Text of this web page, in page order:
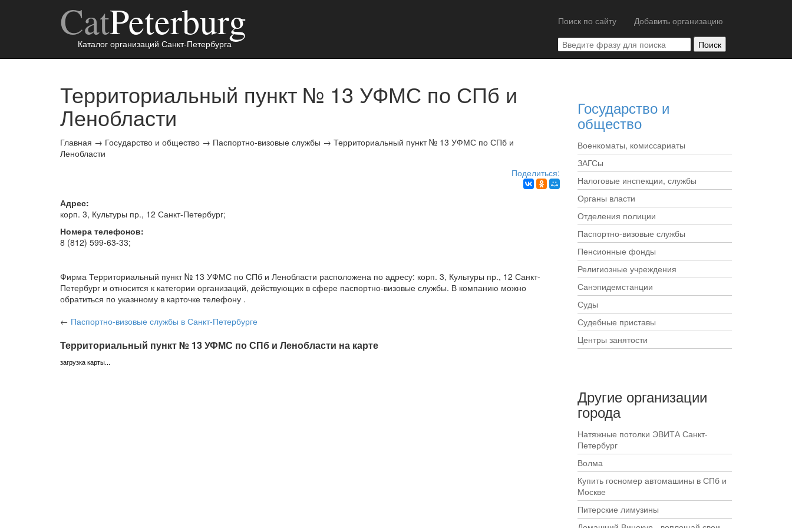
CatPeterburg
Каталог организаций Санкт-Петербурга
Поиск по сайту Добавить организацию
Территориальный пункт № 13 УФМС по СПб и
Ленобласти
Главная → Государство и общество → Паспортно-визовые службы → Территориальный пункт № 13 УФМС по СПб и
Ленобласти
Поделиться:
Адрес:
корп. 3, Культуры пр., 12 Санкт-Петербург;
Номера телефонов:
8 (812) 599-63-33;
Фирма Территориальный пункт № 13 УФМС по СПб и Ленобласти расположена по адресу: корп. 3, Культуры пр., 12 Санкт-
Петербург и относится к категории организаций, действующих в сфере паспортно-визовые службы. В компанию можно
обратиться по указнному в карточке телефону .
← Паспортно-визовые службы в Санкт-Петербурге
Территориальный пункт № 13 УФМС по СПб и Ленобласти на карте
загрузка карты...
Государство и
общество
Военкоматы, комиссариаты
ЗАГСы
Налоговые инспекции, службы
Органы власти
Отделения полиции
Паспортно-визовые службы
Пенсионные фонды
Религиозные учреждения
Санэпидемстанции
Суды
Судебные приставы
Центры занятости
Другие организации
города
Натяжные потолки ЭВИТА Санкт-
Петербург
Волма
Купить госномер автомашины в СПб и
Москве
Питерские лимузины